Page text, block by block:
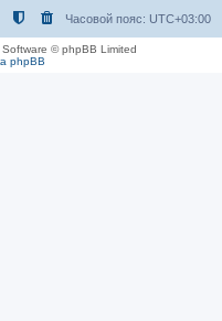
Часовой пояс: UTC+03:00
© phpBB Limited
phpBB